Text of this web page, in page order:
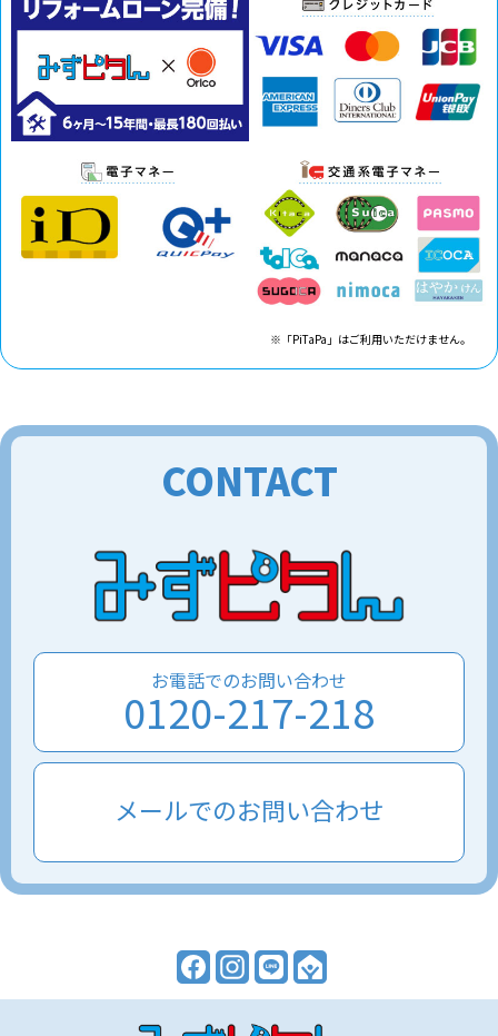
※「PiTaPa」はご利用いただけません。
CONTACT
お電話でのお問い合わせ
0120-217-218
メールでのお問い合わせ